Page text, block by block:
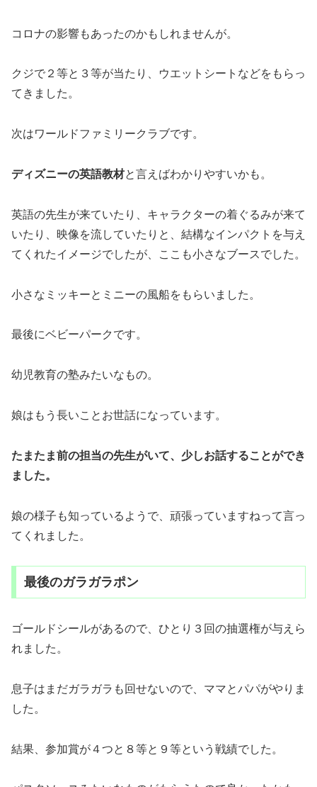
コロナの影響もあったのかもしれませんが。
クジで２等と３等が当たり、ウエットシートなどをもらっ
てきました。
次はワールドファミリークラブです。
ディズニーの英語教材と言えばわかりやすいかも。
英語の先生が来ていたり、キャラクターの着ぐるみが来て
いたり、映像を流していたりと、結構なインパクトを与え
てくれたイメージでしたが、ここも小さなブースでした。
小さなミッキーとミニーの風船をもらいました。
最後にベビーパークです。
幼児教育の塾みたいなもの。
娘はもう長いことお世話になっています。
たまたま前の担当の先生がいて、少しお話することができ
ました。
娘の様子も知っているようで、頑張っていますねって言っ
てくれました。
最後のガラガラポン
ゴールドシールがあるので、ひとり３回の抽選権が与えら
れました。
息子はまだガラガラも回せないので、ママとパパがやりま
した。
結果、参加賞が４つと８等と９等という戦績でした。